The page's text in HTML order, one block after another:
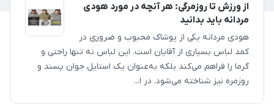
از ورزش تا روزمرگی: هر آنچه در مورد هودی
مردانه باید بدانید
هودی مردانه یکی از پوشاک محبوب و ضروری در
کمد لباس بسیاری از آقایان است. این لباس نه تنها راحتی و
گرما را فراهم می‌کند بلکه به‌عنوان یک استایل جوان پسند و
روزمره نیز شناخته می‌شود. در ا...